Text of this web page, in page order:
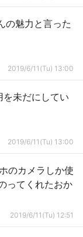
の魅力と言った
2019/6/11(Tu) 13:00
を未だにしてい
2019/6/11(Tu) 13:00
のカメラしか使
ってくれたおか
2019/6/11(Tu) 12:51